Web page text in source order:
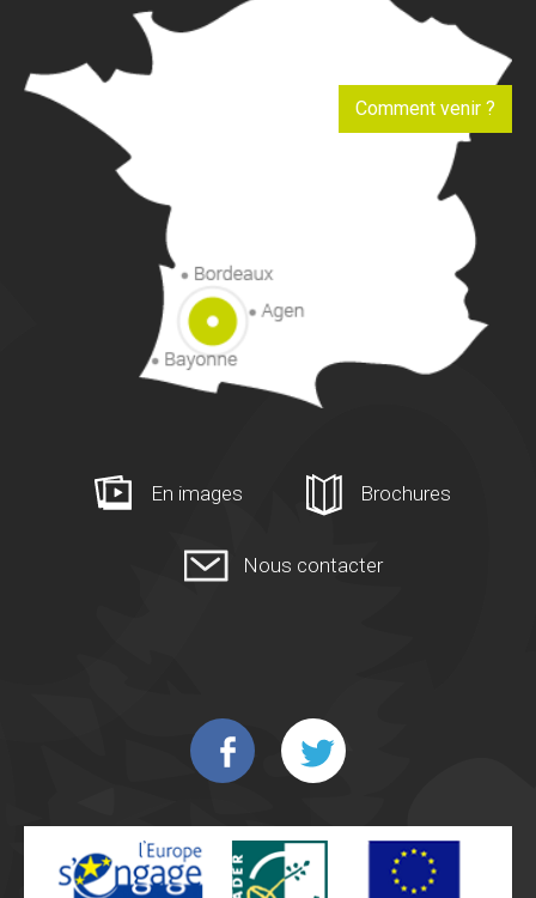
Comment venir ?
En images Brochures
Nous contacter